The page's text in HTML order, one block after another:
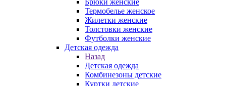
Брюки женские
Термобелье женское
Жилетки женские
Толстовки женские
Футболки женские
Детская одежда
Назад
Детская одежда
Комбинезоны детские
Куртки детские